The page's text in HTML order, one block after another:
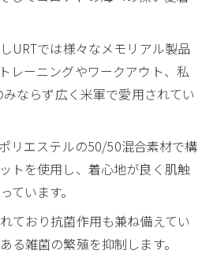
URTでは様々なメモリアル製品
レーニングやワークアウト、私
ならず広く米軍で愛用されてい
リエステルの50/50混合素材で構
トを使用し、着心地が良く肌触
ています。
ており抗菌作用も兼ね備えてい
る雑菌の繁殖を抑制します。